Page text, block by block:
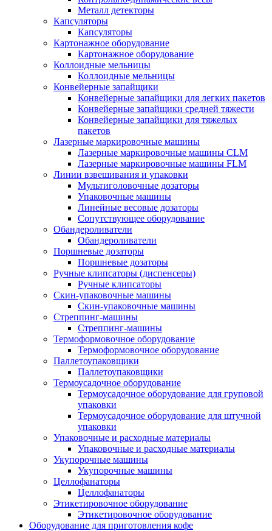
Металл детекторы
Капсуляторы
Капсуляторы
Картонажное оборудование
Картонажное оборудование
Коллоидные мельницы
Коллоидные мельницы
Конвейерные запайщики
Конвейерные запайщики для легких пакетов
Конвейерные запайщики средней тяжести
Конвейерные запайщики для тяжелых
пакетов
Лазерные маркировочные машины
Лазерные маркировочные машины CLM
Лазерные маркировочные машины FLM
Линии взвешивания и упаковки
Мультиголовочные дозаторы
Упаковочные машины
Линейные весовые дозаторы
Сопутствующее оборудование
Обандероливатели
Обандероливатели
Поршневые дозаторы
Поршневые дозаторы
Ручные клипсаторы (диспенсеры)
Ручные клипсаторы
Скин-упаковочные машины
Скин-упаковочные машины
Стреппинг-машины
Стреппинг-машины
Термоформовочное оборудование
Термоформовочное оборудование
Паллетоупаковщики
Паллетоупаковщики
Термоусадочное оборудование
Термоусадочное оборудование для груповой
упаковки
Термоусадочное оборудование для штучной
упаковки
Упаковочные и расходные материалы
Упаковочные и расходные материалы
Укупорочные машины
Укупорочные машины
Целлофанаторы
Целлофанаторы
Этикетировочное оборудование
Этикетировочное оборудование
Оборудование для приготовления кофе